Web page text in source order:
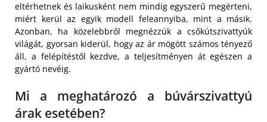
eltérhetnek és laikusként nem mindig egyszerű megérteni,
miért kerül az egyik modell feleannyiba, mint a másik.
Azonban, ha közelebbről megnézzük a csőkútszivattyúk
világát, gyorsan kiderül, hogy az ár mögött számos tényező
áll, a felépítéstől kezdve, a teljesítményen át egészen a
gyártó nevéig.
Mi a meghatározó a búvárszivattyú
árak esetében?